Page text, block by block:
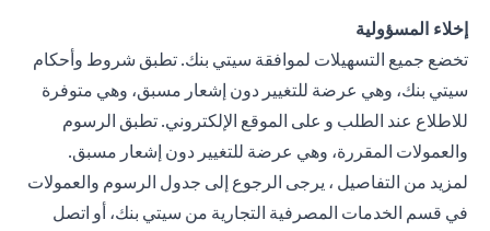
إخلاء المسؤولية
تخضع جميع التسهيلات لموافقة سيتي بنك. تطبق شروط وأحكام
سيتي بنك، وهي عرضة للتغيير دون إشعار مسبق، وهي متوفرة
للاطلاع عند الطلب و على الموقع الإلكتروني. تطبق الرسوم
والعمولات المقررة، وهي عرضة للتغيير دون إشعار مسبق.
لمزيد من التفاصيل ، يرجى الرجوع إلى جدول الرسوم والعمولات
في قسم الخدمات المصرفية التجارية من سيتي بنك، أو اتصل